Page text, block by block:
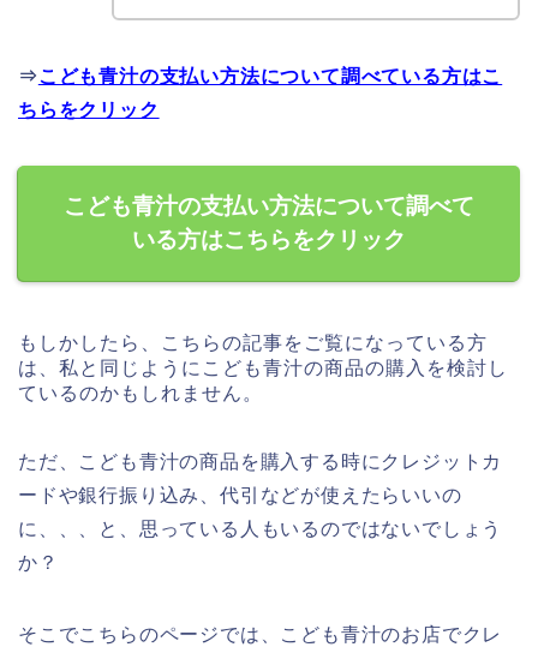
⇒ こども青汁の支払い方法について調べている方はこ
ちらをクリック
こども青汁の支払い方法について調べて
いる方はこちらをクリック
もしかしたら、こちらの記事をご覧になっている方
は、私と同じようにこども青汁の商品の購入を検討し
ているのかもしれません。
ただ、こども青汁の商品を購入する時にクレジットカ
ードや銀行振り込み、代引などが使えたらいいの
に、、、と、思っている人もいるのではないでしょう
か？
そこでこちらのページでは、こども青汁のお店でクレ